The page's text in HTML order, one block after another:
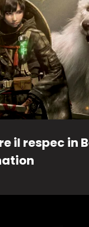
il respec in